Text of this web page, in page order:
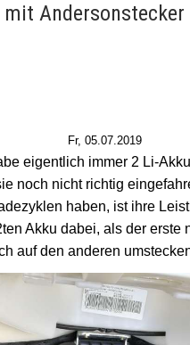
Andersonstecker
Fr, 05.07.2019
eigentlich immer 2 Li-
noch nicht richtig
haben, ist ihre
Akku dabei, als der erste
auf den anderen